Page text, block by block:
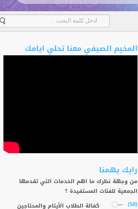
المخيم الصيفي معنا تحلي ايامك
رايك يهمنا
من وجهة نظرك ما اهم الخدمات التي تقدمها
الجمعية للفئات المستفيدة ؟
(58) كفالة الطلاب الأيتام والمحتاجين